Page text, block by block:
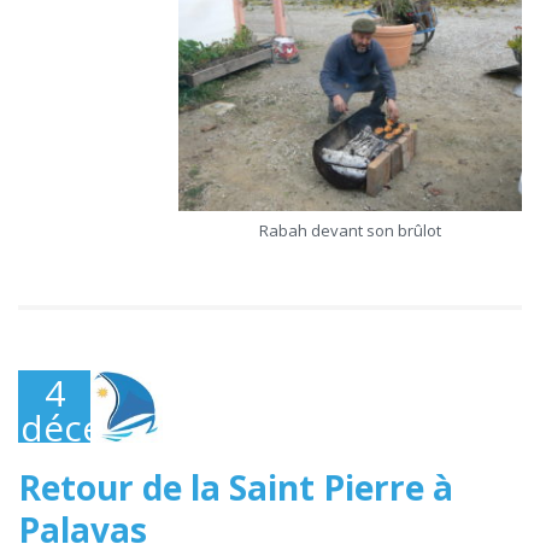
Rabah devant son brûlot
4
décembre
2021
Retour de la Saint Pierre à
Palavas